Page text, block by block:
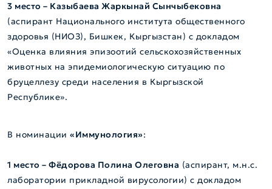
3 место – Казыбаева Жаркынай Сынчыбековна
(аспирант Национального института общественного
здоровья (НИОЗ), Бишкек, Кыргызстан) с докладом
«Оценка влияния эпизоотий сельскохозяйственных
животных на эпидемиологическую ситуацию по
бруцеллезу среди населения в Кыргызской
Республике».
В номинации «Иммунология»:
1 место – Фёдорова Полина Олеговна (аспирант, м.н.с.
лаборатории прикладной вирусологии) с докладом